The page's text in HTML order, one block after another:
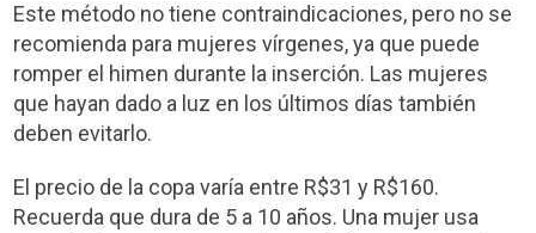
Este método no tiene contraindicaciones, pero no se
recomienda para mujeres vírgenes, ya que puede
romper el himen durante la inserción. Las mujeres
que hayan dado a luz en los últimos días también
deben evitarlo.
El precio de la copa varía entre R$31 y R$160.
Recuerda que dura de 5 a 10 años. Una mujer usa